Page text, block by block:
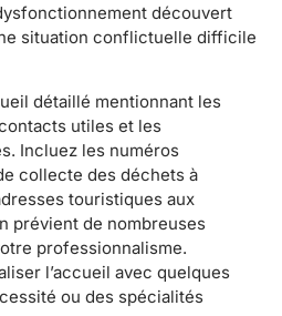
découvert
situation conflictuelle difficile
détaillé mentionnant les
utiles et les
Incluez les numéros
collecte des déchets à
touristiques aux
prévient de nombreuses
professionnalisme.
l’accueil avec quelques
ou des spécialités